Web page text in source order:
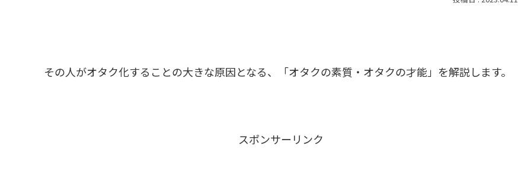
その人がオタク化することの大きな原因となる、「オタクの素質・オタクの才能」を解説します。
スポンサーリンク